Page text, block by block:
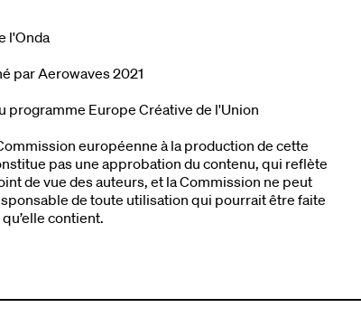
l'Onda
par Aerowaves 2021
programme Europe Créative de l'Union
européenne à la production de cette
pas une approbation du contenu, qui reflète
de vue des auteurs, et la Commission ne peut
de toute utilisation qui pourrait être faite
contient.